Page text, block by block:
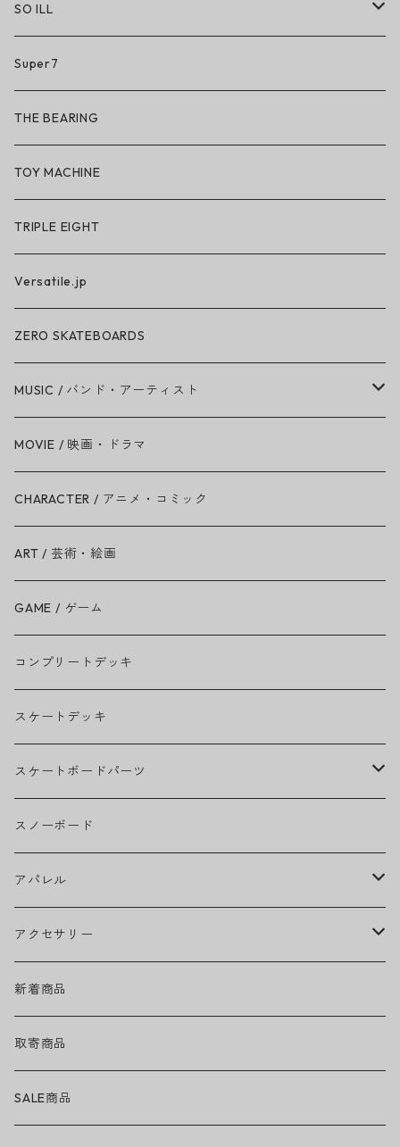
SO ILL
So iLL
So iLL × ON THE ROAM
BN3TH × So iLL × ON THE ROAM
Super7
THE BEARING
TOY MACHINE
TRIPLE EIGHT
Versatile.jp
ZERO SKATEBOARDS
MUSIC / バンド・アーティスト
Amy Winehouse
Ariana Grande
BAD RELIGION
BEASTIE BOYS
THE BEATLES
BILLIE EILISH
BOB MARLEY
CAMILA CABELLO
Ed Sheeran
EMINEM
GREEN DAY
GUNS N' ROSES
LADY GAGA
MOVIE / 映画・ドラマ
CHARACTER / アニメ・コミック
ART / 芸術・絵画
GAME / ゲーム
コンプリートデッキ
スケートデッキ
スケートボードパーツ
グリップテープ
ウィール
ベアリング
トラック
ヘルメット・プロテクター
アクセサリー・小物
スノーボード
アパレル
ヘッドウェア
キャップ
ハット
ネックウェア
トップス
Tシャツ・ロングTシャツ
ボトムス
アクセサリー
ハードグッズ
バッグ・ポーチ
サングラス
新着商品
取寄商品
SALE商品